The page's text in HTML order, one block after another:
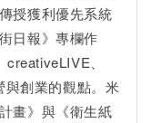
授獲利優先系統
日報》專欄作
、
創業的觀點。米
畫》與《衛生紙